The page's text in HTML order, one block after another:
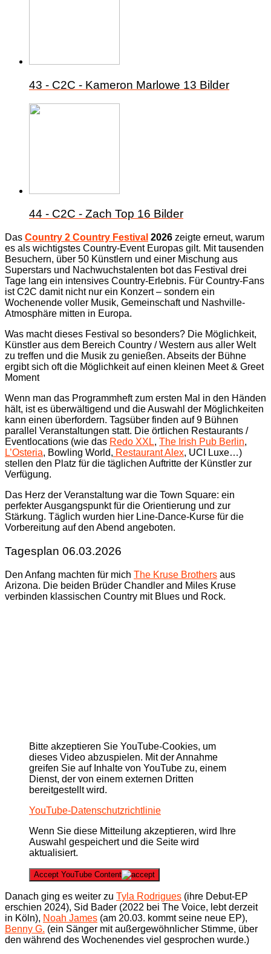
43 - C2C - Kameron Marlowe 13 Bilder
44 - C2C - Zach Top 16 Bilder
Das Country 2 Country Festival 2026 zeigte erneut, warum
es als wichtigstes Country-Event Europas gilt. Mit tausenden
Besuchern, über 50 Künstlern und einer Mischung aus
Superstars und Nachwuchstalenten bot das Festival drei
Tage lang ein intensives Country-Erlebnis. Für Country-Fans
ist C2C damit nicht nur ein Konzert – sondern ein
Wochenende voller Musik, Gemeinschaft und Nashville-
Atmosphäre mitten in Europa.
Was macht dieses Festival so besonders? Die Möglichkeit,
Künstler aus dem Bereich Country / Western aus aller Welt
zu treffen und die Musik zu genießen. Abseits der Bühne
ergibt sich oft die Möglichkeit auf einen kleinen Meet & Greet
Moment
Wenn man das Programmheft zum ersten Mal in den Händen
hält, ist es überwältigend und die Auswahl der Möglichkeiten
kann einen überfordern. Tagsüber finden auf 9 Bühnen
parallel Veranstaltungen statt. Die örtlichen Restaurants /
Eventlocations (wie das Redo XXL, The Irish Pub Berlin,
L’Osteria, Bowling World, Restaurant Alex, UCI Luxe…)
stellen den Platz für die täglichen Auftritte der Künstler zur
Verfügung.
Das Herz der Veranstaltung war die Town Square: ein
perfekter Ausgangspunkt für die Orientierung und zur
Stärkung. Täglich wurden hier Line-Dance-Kurse für die
Vorbereitung auf den Abend angeboten.
Tagesplan 06.03.2026
Den Anfang machten für mich The Kruse Brothers aus
Arizona. Die beiden Brüder Chandler and Miles Kruse
verbinden klassischen Country mit Blues und Rock.
Bitte akzeptieren Sie YouTube-Cookies, um
dieses Video abzuspielen. Mit der Annahme
greifen Sie auf Inhalte von YouTube zu, einem
Dienst, der von einem externen Dritten
bereitgestellt wird.
YouTube-Datenschutzrichtlinie
Wenn Sie diese Mitteilung akzeptieren, wird Ihre
Auswahl gespeichert und die Seite wird
aktualisiert.
Accept YouTube Content
Danach ging es weiter zu Tyla Rodrigues (ihre Debut-EP
erschien 2024), Sid Bader (2022 bei The Voice, lebt derzeit
in Köln), Noah James (am 20.03. kommt seine neue EP),
Benny G. (ein Sänger mit außergewöhnlicher Stimme, über
den während des Wochenendes viel gesprochen wurde.)